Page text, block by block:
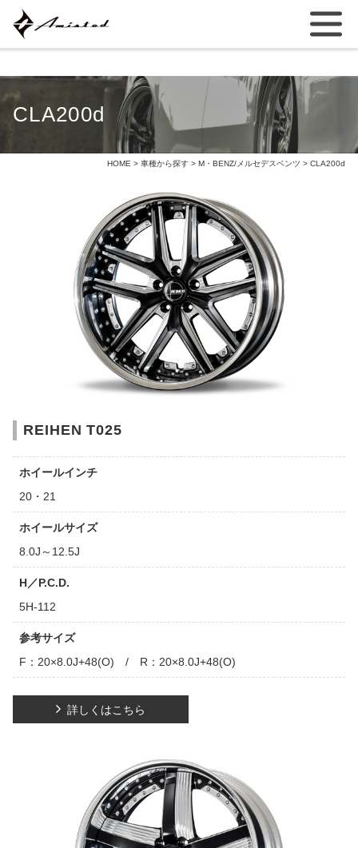
CLA200d
HOME > 車種から探す > M・BENZ/メルセデスベンツ > CLA200d
REIHEN T025
ホイールインチ
20・21
ホイールサイズ
8.0J～12.5J
H／P.C.D.
5H-112
参考サイズ
F：20×8.0J+48(O) / R：20×8.0J+48(O)
詳しくはこちら